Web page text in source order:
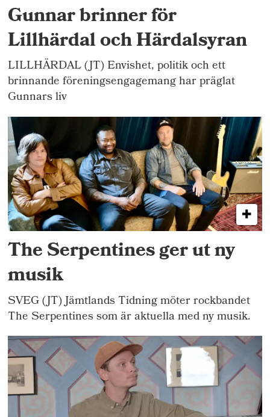
Gunnar brinner för
Lillhärdal och Härdalsyran
LILLHÄRDAL (JT) Envishet, politik och ett
brinnande föreningsengagemang har präglat
Gunnars liv
The Serpentines ger ut ny
musik
SVEG (JT) Jämtlands Tidning möter rockbandet
The Serpentines som är aktuella med ny musik.